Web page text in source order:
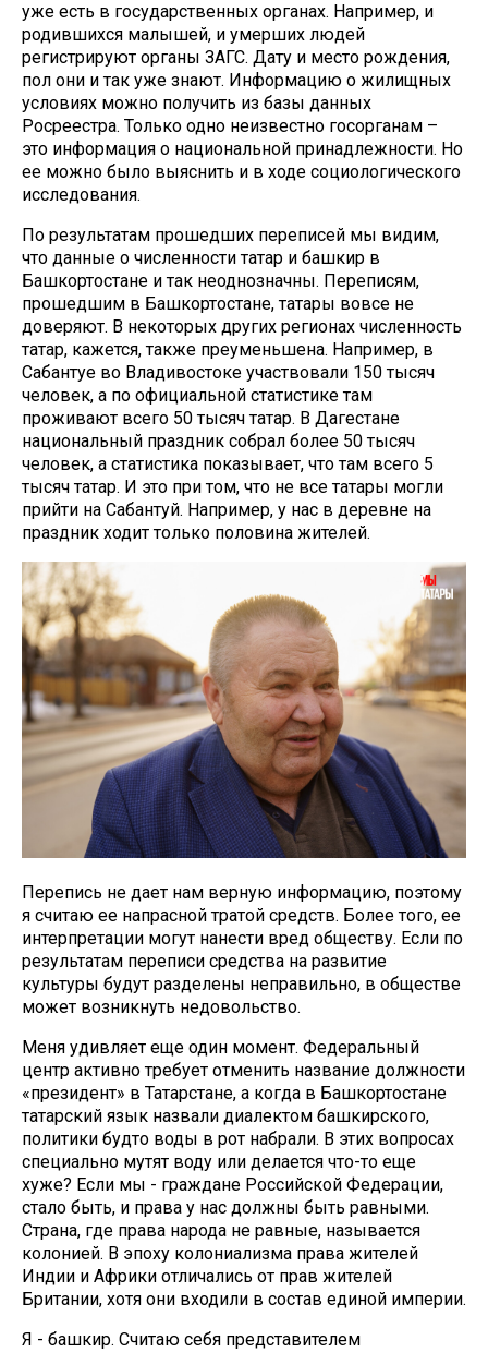
уже есть в государственных органах. Например, и
родившихся малышей, и умерших людей
регистрируют органы ЗАГС. Дату и место рождения,
пол они и так уже знают. Информацию о жилищных
условиях можно получить из базы данных
Росреестра. Только одно неизвестно госорганам –
это информация о национальной принадлежности. Но
ее можно было выяснить и в ходе социологического
исследования.
По результатам прошедших переписей мы видим,
что данные о численности татар и башкир в
Башкортостане и так неоднозначны. Переписям,
прошедшим в Башкортостане, татары вовсе не
доверяют. В некоторых других регионах численность
татар, кажется, также преуменьшена. Например, в
Сабантуе во Владивостоке участвовали 150 тысяч
человек, а по официальной статистике там
проживают всего 50 тысяч татар. В Дагестане
национальный праздник собрал более 50 тысяч
человек, а статистика показывает, что там всего 5
тысяч татар. И это при том, что не все татары могли
прийти на Сабантуй. Например, у нас в деревне на
праздник ходит только половина жителей.
Перепись не дает нам верную информацию, поэтому
я считаю ее напрасной тратой средств. Более того, ее
интерпретации могут нанести вред обществу. Если по
результатам переписи средства на развитие
культуры будут разделены неправильно, в обществе
может возникнуть недовольство.
Меня удивляет еще один момент. Федеральный
центр активно требует отменить название должности
«президент» в Татарстане, а когда в Башкортостане
татарский язык назвали диалектом башкирского,
политики будто воды в рот набрали. В этих вопросах
специально мутят воду или делается что-то еще
хуже? Если мы - граждане Российской Федерации,
стало быть, и права у нас должны быть равными.
Страна, где права народа не равные, называется
колонией. В эпоху колониализма права жителей
Индии и Африки отличались от прав жителей
Британии, хотя они входили в состав единой империи.
Я - башкир. Считаю себя представителем